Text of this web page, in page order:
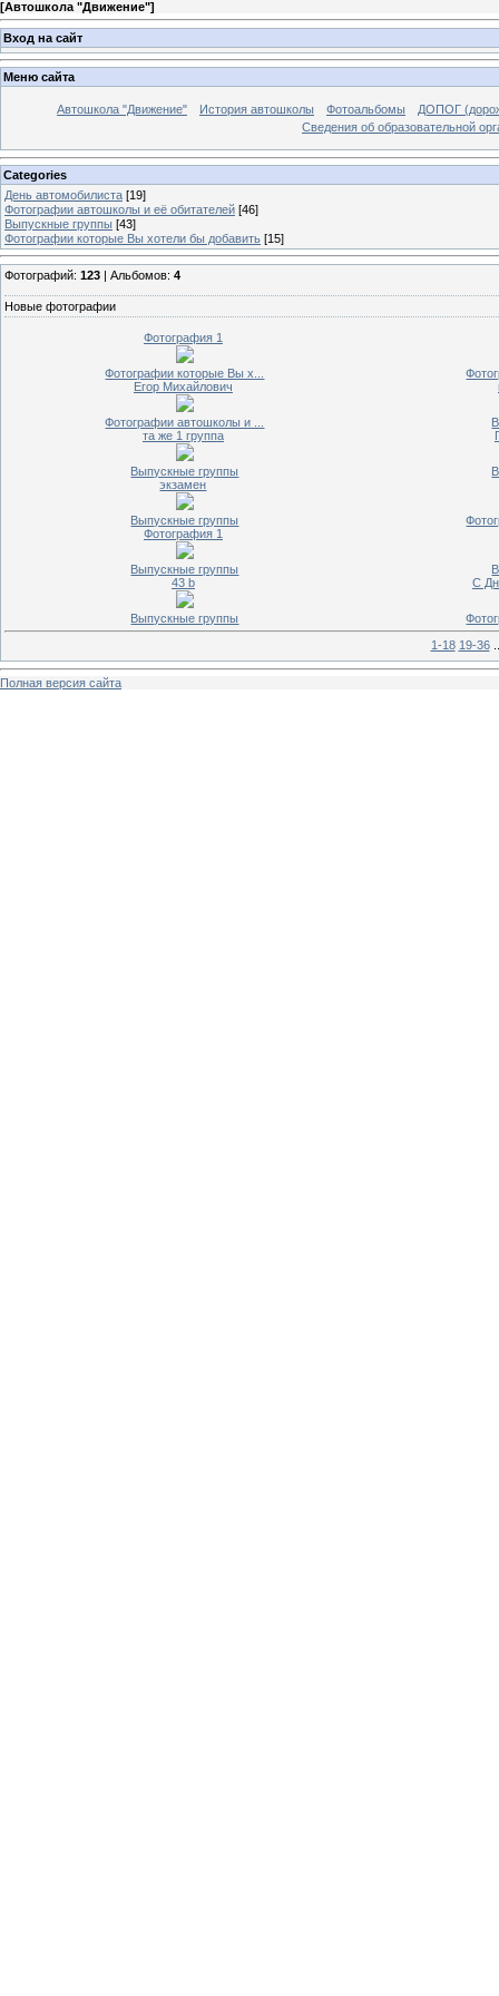
[Автошкола "Движение"]
Вход на сайт
Меню сайта
Автошкола "Движение" История автошколы Фотоальбомы
ДОПОГ
Сведения об образовательной
Categories
День автомобилиста [19]
Фотографии автошколы и её обитателей [46]
Выпускные группы [43]
Фотографии которые Вы хотели бы добавить [15]
Фотографий: 123 | Альбомов: 4
Новые фотографии
Фотография 1
Фотографии которые Вы х...
Егор Михайлович
Фотографии автошколы и ...
та же 1 группа
Выпускные группы
экзамен
Выпускные группы
Фотография 1
Выпускные группы
43 b
Выпускные группы
С
1-18 19-36
Полная версия сайта